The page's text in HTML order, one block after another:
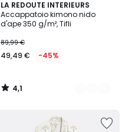
LA REDOUTE INTERIEURS
Accappatoio kimono nido
d'ape 350 g/m², Tifli
89,99 €
49,49 € -45%
4,1
/ 5
3
Colori
4,1
/